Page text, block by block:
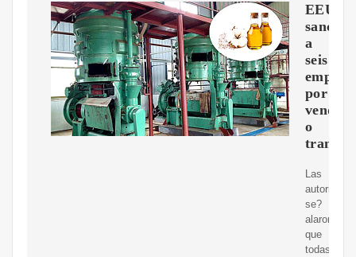
EEUU
a
seis
por
vender
o
Las
se?
alaron
que
todas